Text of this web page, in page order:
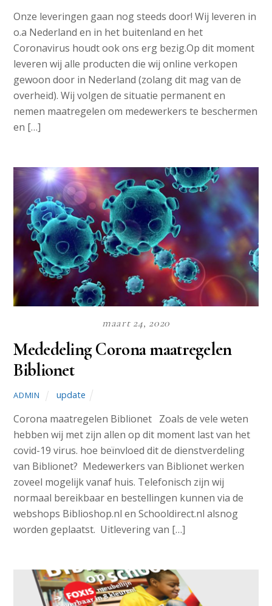
Onze leveringen gaan nog steeds door! Wij leveren in
o.a Nederland en in het buitenland en het
Coronavirus houdt ook ons erg bezig.Op dit moment
leveren wij alle producten die wij online verkopen
gewoon door in Nederland (zolang dit mag van de
overheid). Wij volgen de situatie permanent en
nemen maatregelen om medewerkers te beschermen
en […]
maart 24, 2020
Mededeling Corona maatregelen
Biblionet
ADMIN update
Corona maatregelen Biblionet Zoals de vele weten
hebben wij met zijn allen op dit moment last van het
covid-19 virus. hoe beïnvloed dit de dienstverdeling
van Biblionet? Medewerkers van Biblionet werken
zoveel mogelijk vanaf huis. Telefonisch zijn wij
normaal bereikbaar en bestellingen kunnen via de
webshops Biblioshop.nl en Schooldirect.nl alsnog
worden geplaatst. Uitlevering van […]